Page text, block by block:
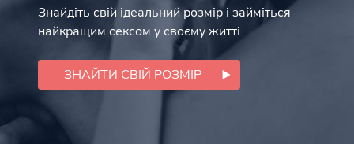
Знайдіть свій ідеальний розмір і займіться
найкращим сексом у своєму житті.
ЗНАЙТИ СВІЙ РОЗМІР